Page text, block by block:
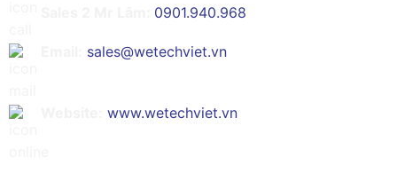
0901.940.968
sales@wetechviet.vn
www.wetechviet.vn